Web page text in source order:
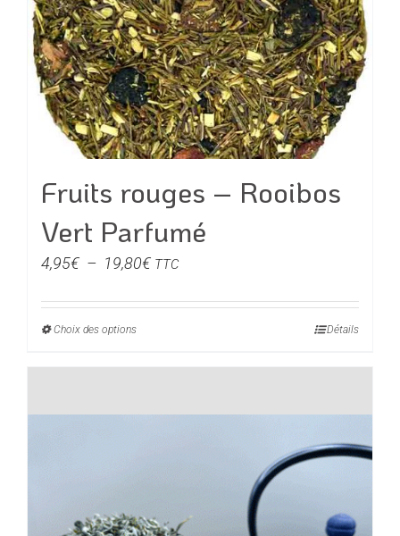
options
peuvent
être
choisies
sur
la
page
produit
Fruits rouges – Rooibos
Vert Parfumé
4,95€ – 19,80€Plage
prix :
TTC
Choix des optionsCe
variations.
Les
options
être
Détails